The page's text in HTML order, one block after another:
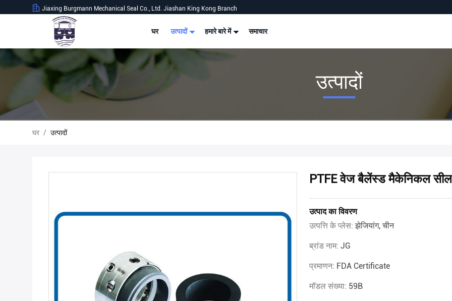
Jiaxing Burgmann Mechanical Seal Co., Ltd. Jiashan King Kong Branch
घर उत्पादों हमारे बारे में समाचार
उत्पादों
घर / उत्पादों
PTFE वेज बैलेंस्ड मैकेनिकल सील
उत्पाद का विवरण
उत्पत्ति के प्लेस:झेजियांग, चीन
ब्रांड नाम: JG
प्रमाणन: FDA Certificate
मॉडल संख्या: 59B